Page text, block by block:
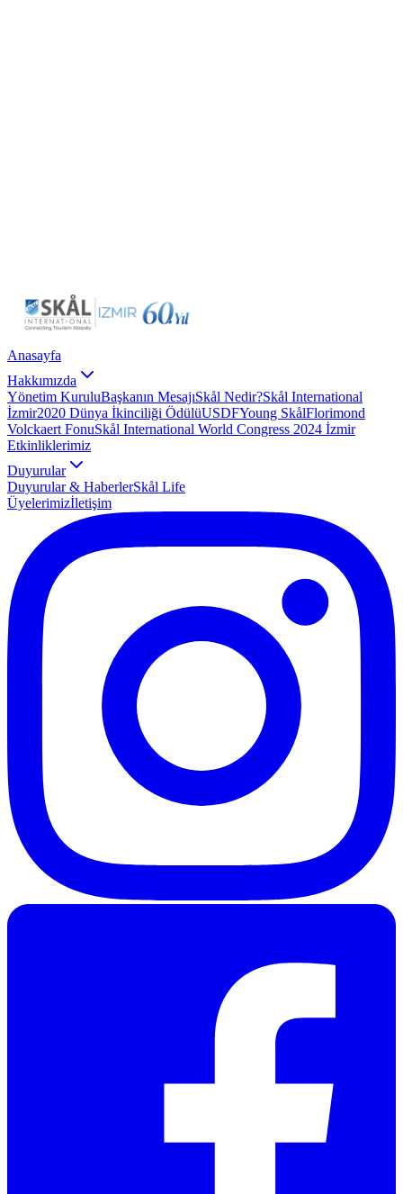
Anasayfa
Hakkımızda
Yönetim KuruluBaşkanın MesajıSkål Nedir?Skål International
İzmir2020 Dünya İkinciliği ÖdülüUSDFYoung SkålFlorimond
Volckaert FonuSkål International World Congress 2024 İzmir
Etkinliklerimiz
Duyurular
Duyurular & HaberlerSkål Life
Üyelerimizİletişim